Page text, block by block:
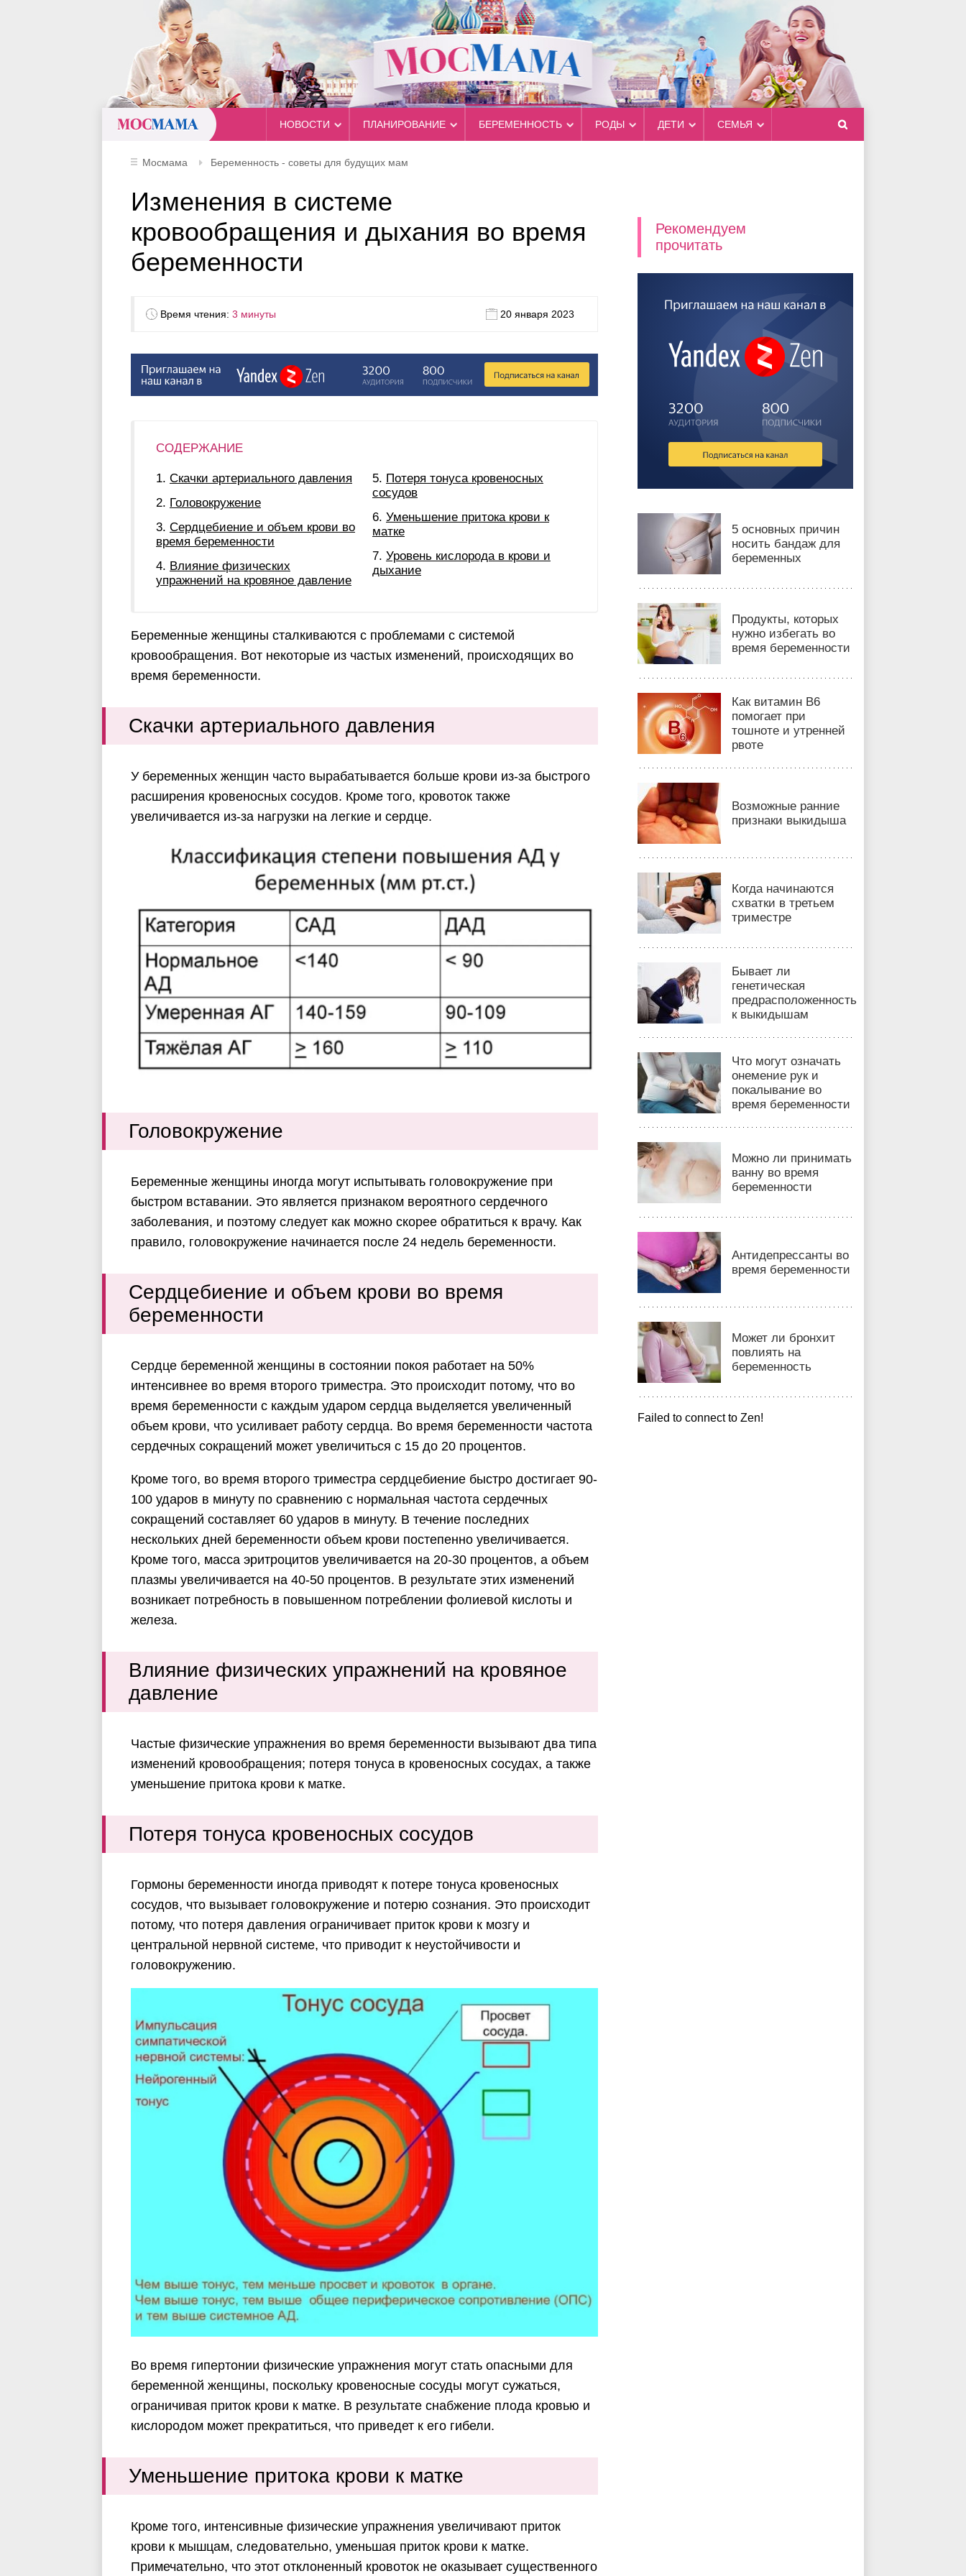
НОВОСТИ ПЛАНИРОВАНИЕ БЕРЕМЕННОСТЬ РОДЫ ДЕТИ СЕМЬЯ
Мосмама Беременность - советы для будущих мам
Изменения в системе
кровообращения и дыхания во время
беременности
Время чтения: 3 минуты 20 января 2023
СОДЕРЖАНИЕ
Скачки артериального давления
Головокружение
Сердцебиение и объем крови во
время беременности
Влияние физических
упражнений на кровяное давление
Потеря тонуса кровеносных
сосудов
Уменьшение притока крови к
матке
Уровень кислорода в крови и
дыхание
Беременные женщины сталкиваются с проблемами с системой
кровообращения. Вот некоторые из частых изменений, происходящих во
время беременности.
Скачки артериального давления
У беременных женщин часто вырабатывается больше крови из-за быстрого
расширения кровеносных сосудов. Кроме того, кровоток также
увеличивается из-за нагрузки на легкие и сердце.
Головокружение
Беременные женщины иногда могут испытывать головокружение при
быстром вставании. Это является признаком вероятного сердечного
заболевания, и поэтому следует как можно скорее обратиться к врачу. Как
правило, головокружение начинается после 24 недель беременности.
Сердцебиение и объем крови во время
беременности
Сердце беременной женщины в состоянии покоя работает на 50%
интенсивнее во время второго триместра. Это происходит потому, что во
время беременности с каждым ударом сердца выделяется увеличенный
объем крови, что усиливает работу сердца. Во время беременности частота
сердечных сокращений может увеличиться с 15 до 20 процентов.
Кроме того, во время второго триместра сердцебиение быстро достигает 90-
100 ударов в минуту по сравнению с нормальная частота сердечных
сокращений составляет 60 ударов в минуту. В течение последних
нескольких дней беременности объем крови постепенно увеличивается.
Кроме того, масса эритроцитов увеличивается на 20-30 процентов, а объем
плазмы увеличивается на 40-50 процентов. В результате этих изменений
возникает потребность в повышенном потреблении фолиевой кислоты и
железа.
Влияние физических упражнений на кровяное
давление
Частые физические упражнения во время беременности вызывают два типа
изменений кровообращения; потеря тонуса в кровеносных сосудах, а также
уменьшение притока крови к матке.
Потеря тонуса кровеносных сосудов
Гормоны беременности иногда приводят к потере тонуса кровеносных
сосудов, что вызывает головокружение и потерю сознания. Это происходит
потому, что потеря давления ограничивает приток крови к мозгу и
центральной нервной системе, что приводит к неустойчивости и
головокружению.
Во время гипертонии физические упражнения могут стать опасными для
беременной женщины, поскольку кровеносные сосуды могут сужаться,
ограничивая приток крови к матке. В результате снабжение плода кровью и
кислородом может прекратиться, что приведет к его гибели.
Уменьшение притока крови к матке
Кроме того, интенсивные физические упражнения увеличивают приток
крови к мышцам, следовательно, уменьшая приток крови к матке.
Примечательно, что этот отклоненный кровоток не оказывает существенного
Рекомендуем
прочитать
5 основных причин
носить бандаж для
беременных
Продукты, которых
нужно избегать во
время беременности
Как витамин B6
помогает при
тошноте и утренней
рвоте
Возможные ранние
признаки выкидыша
Когда начинаются
схватки в третьем
триместре
Бывает ли
генетическая
предрасположенность
к выкидышам
Что могут означать
онемение рук и
покалывание во
время беременности
Можно ли принимать
ванну во время
беременности
Антидепрессанты во
время беременности
Может ли бронхит
повлиять на
беременность
Failed to connect to Zen!